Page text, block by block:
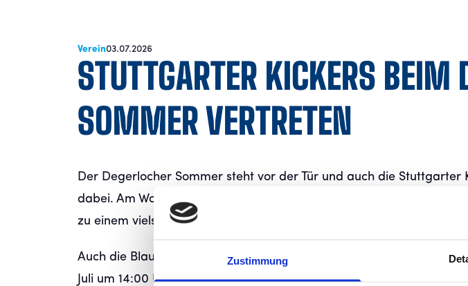
Zustimmung
Verein03.07.2026
STUTTGARTER KICKERS BEIM
SOMMER VERTRETEN
Der Degerlocher Sommer steht vor der Tür und auch die Stuttgarter
dabei. Am Wochenende des 04. und 05. Juli 2026 lädt der GHV
zu einem vielseitigen Festprogramm ein.
Auch die Blauen sind am Samstag vor Ort: Nach unserem Testspiel
Juli um 14:00 Uhr im ADM-Sportpark können alle Kickers-Fans im